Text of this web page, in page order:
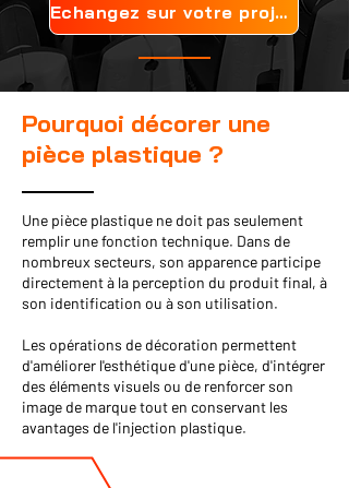
Echangez sur votre projet
Pourquoi décorer une
pièce plastique ?
Une pièce plastique ne doit pas seulement
remplir une fonction technique. Dans de
nombreux secteurs, son apparence participe
directement à la perception du produit final, à
son identification ou à son utilisation.
Les opérations de décoration permettent
d'améliorer l'esthétique d'une pièce, d'intégrer
des éléments visuels ou de renforcer son
image de marque tout en conservant les
avantages de l'injection plastique.